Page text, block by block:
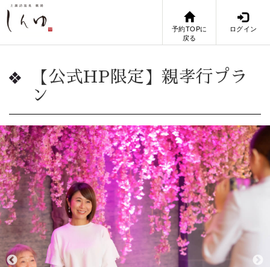
予約TOPに
戻る
ログイン
【公式HP限定】親孝行プラ
ン